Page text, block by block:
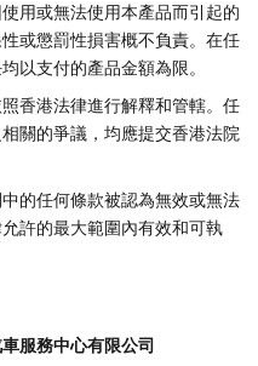
用或無法使用本產品而引起的
或懲罰性損害概不負責。在任
以支付的產品金額為限。
香港法律進行解釋和管轄。任
關的爭議，均應提交香港法院
的任何條款被認為無效或無法
許的最大範圍內有效和可執
服務中心有限公司